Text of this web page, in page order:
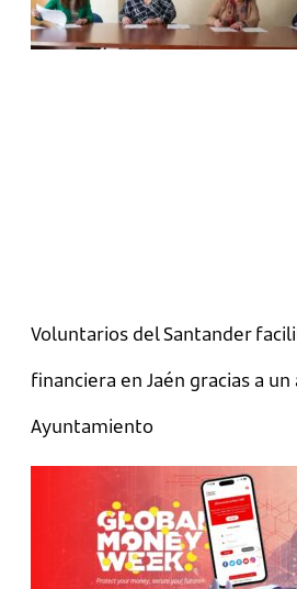
Voluntarios del Santander
financiera en Jaén gracias a
Ayuntamiento